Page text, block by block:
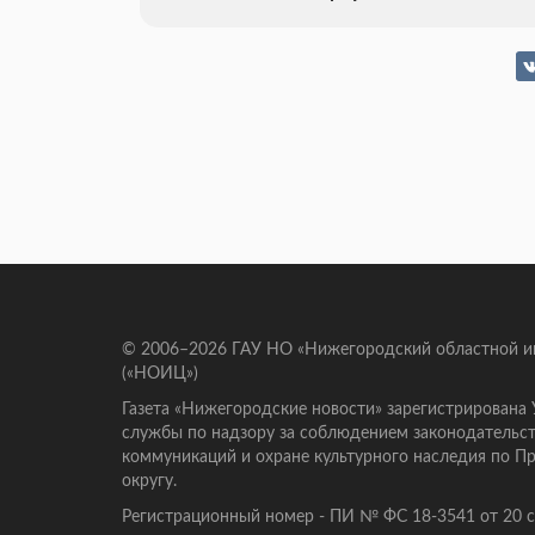
© 2006–2026 ГАУ НО «Нижегородский областной
(«НОИЦ»)
Газета «Нижегородские новости»
службы по надзору за соблюдением
коммуникаций и охране культурного наследия по
округу.
Регистрационный номер - ПИ № ФС 18-3541 от 20